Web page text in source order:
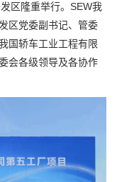
区隆重举行。SEW我
区党委副书记、管委
国轿车工业工程有限
会各级领导及各协作